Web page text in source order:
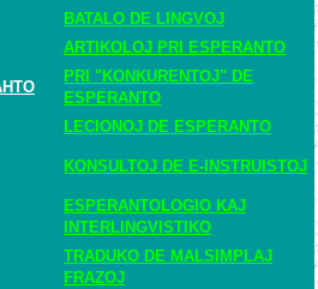
BATALO DE LINGVOJ
ARTIKOLOJ PRI ESPERANTO
PRI "KONKURENTOJ" DE
ESPERANTO
LECIONOJ DE ESPERANTO
KONSULTOJ DE E-INSTRUISTOJ
ESPERANTOLOGIO KAJ
INTERLINGVISTIKO
TRADUKO DE MALSIMPLAJ
FRAZOJ